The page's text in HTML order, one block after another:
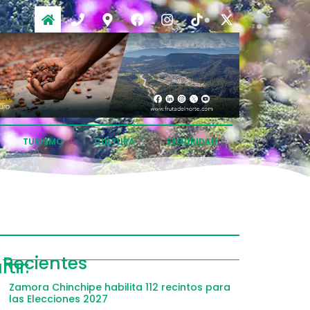
TURISMO CULTURA SEGURIDAD
Recientes
Zamora Chinchipe habilita 112 recintos para
las Elecciones 2027